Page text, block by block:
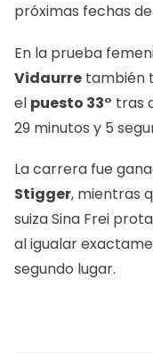
próximas fechas
En la prueba
Vidaurre también
el puesto 33° tras
29 minutos y 5
La carrera fue
Stigger, mientras
suiza Sina Frei
al igualar
segundo lugar.